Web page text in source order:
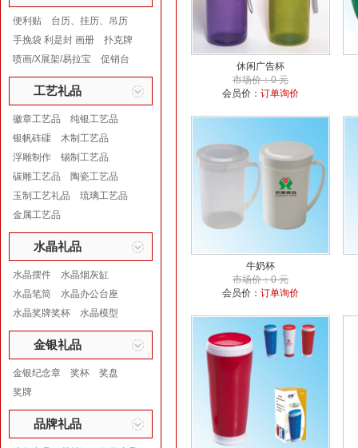
便利贴
台历、挂历、吊历
手挽袋 利是封 画册
扑克牌
喷画/X展架/易拉宝
促销台
工艺礼品
徽章工艺品
纯银工艺品
银帆砗磲
木制工艺品
浮雕制作
锡制工艺品
碳雕工艺品
陶瓷工艺品
玉制工艺礼品
琉璃工艺品
金属工艺品
水晶礼品
水晶摆件
水晶烟灰缸
水晶笔筒
水晶办公台座
水晶奖牌奖杯
水晶模型
金银礼品
金银纪念章 奖杯
奖盘
奖牌
品牌礼品
休闲广告杯
市场价：0 元
会员价： 订单询价
牛奶杯
市场价：0 元
会员价： 订单询价